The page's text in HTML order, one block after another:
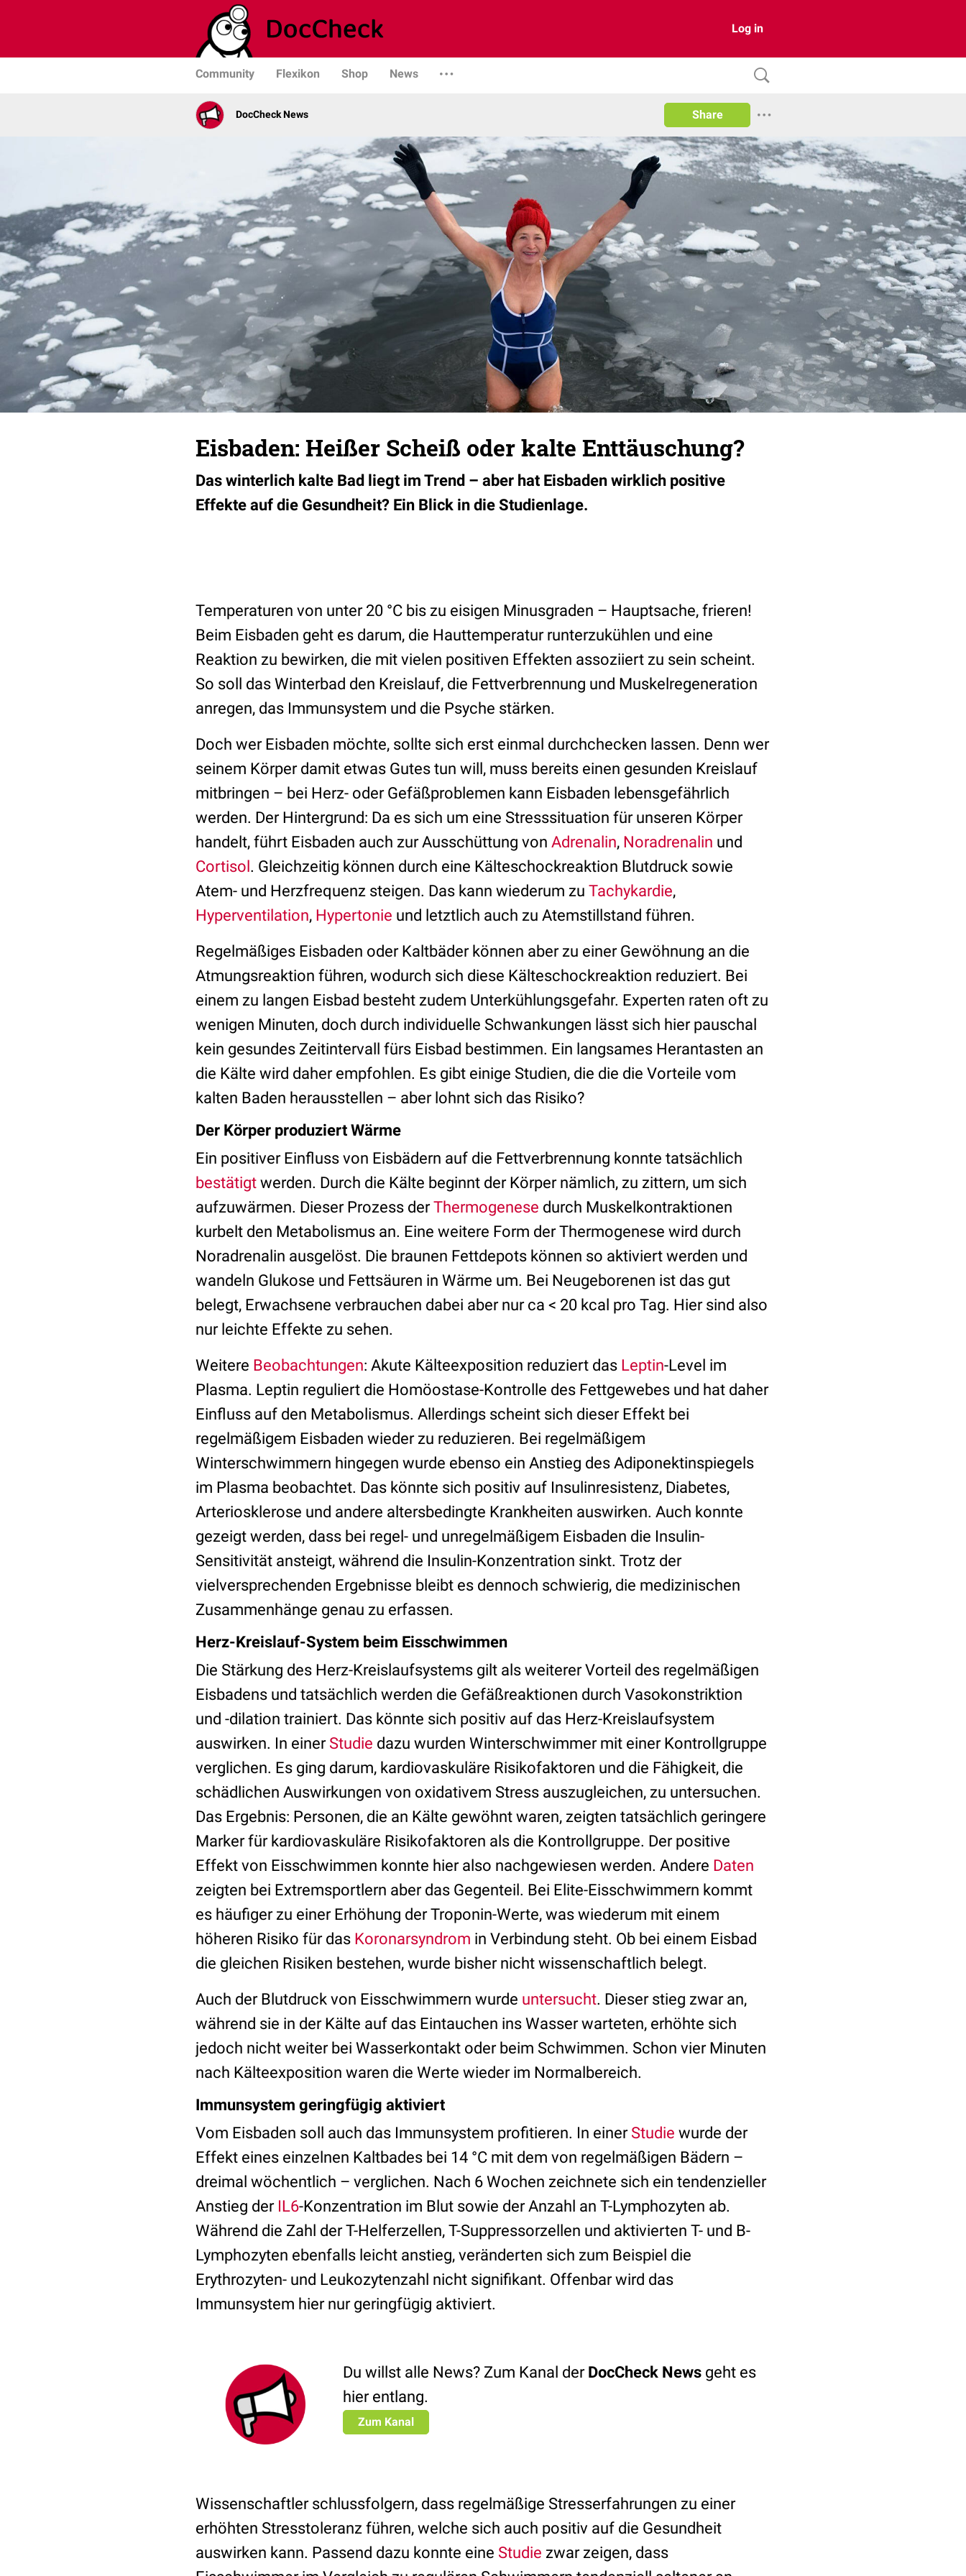
Log in
Community Flexikon Shop News
DocCheck News Share
Eisbaden: Heißer Scheiß oder kalte Enttäuschung?
Das winterlich kalte Bad liegt im Trend – aber hat Eisbaden wirklich positive
Effekte auf die Gesundheit? Ein Blick in die Studienlage.
Temperaturen von unter 20 °C bis zu eisigen Minusgraden – Hauptsache, frieren!
Beim Eisbaden geht es darum, die Hauttemperatur runterzukühlen und eine
Reaktion zu bewirken, die mit vielen positiven Effekten assoziiert zu sein scheint.
So soll das Winterbad den Kreislauf, die Fettverbrennung und Muskelregeneration
anregen, das Immunsystem und die Psyche stärken.
Doch wer Eisbaden möchte, sollte sich erst einmal durchchecken lassen. Denn wer
seinem Körper damit etwas Gutes tun will, muss bereits einen gesunden Kreislauf
mitbringen – bei Herz- oder Gefäßproblemen kann Eisbaden lebensgefährlich
werden. Der Hintergrund: Da es sich um eine Stresssituation für unseren Körper
handelt, führt Eisbaden auch zur Ausschüttung von Adrenalin, Noradrenalin und
Cortisol. Gleichzeitig können durch eine Kälteschockreaktion Blutdruck sowie
Atem- und Herzfrequenz steigen. Das kann wiederum zu Tachykardie,
Hyperventilation, Hypertonie und letztlich auch zu Atemstillstand führen.
Regelmäßiges Eisbaden oder Kaltbäder können aber zu einer Gewöhnung an die
Atmungsreaktion führen, wodurch sich diese Kälteschockreaktion reduziert. Bei
einem zu langen Eisbad besteht zudem Unterkühlungsgefahr. Experten raten oft zu
wenigen Minuten, doch durch individuelle Schwankungen lässt sich hier pauschal
kein gesundes Zeitintervall fürs Eisbad bestimmen. Ein langsames Herantasten an
die Kälte wird daher empfohlen. Es gibt einige Studien, die die die Vorteile vom
kalten Baden herausstellen – aber lohnt sich das Risiko?
Der Körper produziert Wärme
Ein positiver Einfluss von Eisbädern auf die Fettverbrennung konnte tatsächlich
bestätigt werden. Durch die Kälte beginnt der Körper nämlich, zu zittern, um sich
aufzuwärmen. Dieser Prozess derThermogenese durch Muskelkontraktionen
kurbelt den Metabolismus an. Eine weitere Form der Thermogenese wird durch
Noradrenalin ausgelöst. Die braunen Fettdepots können so aktiviert werden und
wandeln Glukose und Fettsäuren in Wärme um. Bei Neugeborenen ist das gut
belegt, Erwachsene verbrauchen dabei aber nur ca < 20 kcal pro Tag. Hier sind also
nur leichte Effekte zu sehen.
Weitere Beobachtungen: Akute Kälteexposition reduziert das Leptin-Level im
Plasma. Leptin reguliert die Homöostase-Kontrolle des Fettgewebes und hat daher
Einfluss auf den Metabolismus. Allerdings scheint sich dieser Effekt bei
regelmäßigem Eisbaden wieder zu reduzieren. Bei regelmäßigem
Winterschwimmern hingegen wurde ebenso ein Anstieg des Adiponektinspiegels
im Plasma beobachtet. Das könnte sich positiv auf Insulinresistenz, Diabetes,
Arteriosklerose und andere altersbedingte Krankheiten auswirken. Auch konnte
gezeigt werden, dass bei regel- und unregelmäßigem Eisbaden die Insulin-
Sensitivität ansteigt, während die Insulin-Konzentration sinkt. Trotz der
vielversprechenden Ergebnisse bleibt es dennoch schwierig, die medizinischen
Zusammenhänge genau zu erfassen.
Herz-Kreislauf-System beim Eisschwimmen
Die Stärkung des Herz-Kreislaufsystems gilt als weiterer Vorteil des regelmäßigen
Eisbadens und tatsächlich werden die Gefäßreaktionen durch Vasokonstriktion
und -dilation trainiert. Das könnte sich positiv auf das Herz-Kreislaufsystem
auswirken. In einer Studie dazu wurden Winterschwimmer mit einer Kontrollgruppe
verglichen. Es ging darum, kardiovaskuläre Risikofaktoren und die Fähigkeit, die
schädlichen Auswirkungen von oxidativem Stress auszugleichen, zu untersuchen.
Das Ergebnis: Personen, die an Kälte gewöhnt waren, zeigten tatsächlich geringere
Marker für kardiovaskuläre Risikofaktoren als die Kontrollgruppe. Der positive
Effekt von Eisschwimmen konnte hier also nachgewiesen werden. Andere Daten
zeigten bei Extremsportlern aber das Gegenteil. Bei Elite-Eisschwimmern kommt
es häufiger zu einer Erhöhung der Troponin-Werte, was wiederum mit einem
höheren Risiko für das Koronarsyndrom in Verbindung steht. Ob bei einem Eisbad
die gleichen Risiken bestehen, wurde bisher nicht wissenschaftlich belegt.
Auch der Blutdruck von Eisschwimmern wurde untersucht. Dieser stieg zwar an,
während sie in der Kälte auf das Eintauchen ins Wasser warteten, erhöhte sich
jedoch nicht weiter bei Wasserkontakt oder beim Schwimmen. Schon vier Minuten
nach Kälteexposition waren die Werte wieder im Normalbereich.
Immunsystem geringfügig aktiviert
Vom Eisbaden soll auch das Immunsystem profitieren. In einer Studie wurde der
Effekt eines einzelnen Kaltbades bei 14 °C mit dem von regelmäßigen Bädern –
dreimal wöchentlich – verglichen. Nach 6 Wochen zeichnete sich ein tendenzieller
Anstieg der IL6-Konzentration im Blut sowie der Anzahl an T-Lymphozyten ab.
Während die Zahl der T-Helferzellen, T-Suppressorzellen und aktivierten T- und B-
Lymphozyten ebenfalls leicht anstieg, veränderten sich zum Beispiel die
Erythrozyten- und Leukozytenzahl nicht signifikant. Offenbar wird das
Immunsystem hier nur geringfügig aktiviert.
Du willst alle News? Zum Kanal der DocCheck News geht es
hier entlang.
Zum Kanal
Wissenschaftler schlussfolgern, dass regelmäßige Stresserfahrungen zu einer
erhöhten Stresstoleranz führen, welche sich auch positiv auf die Gesundheit
auswirken kann. Passend dazu konnte eine Studie zwar zeigen, dass